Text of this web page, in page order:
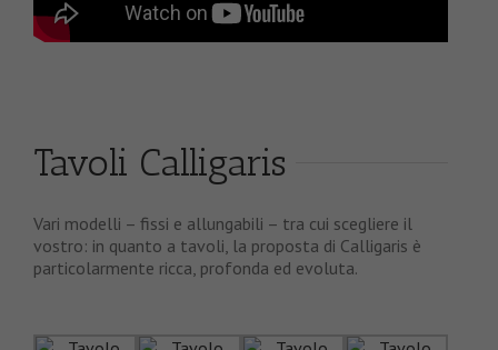
Tavoli Calligaris
Vari modelli – fissi e allungabili – tra cui scegliere il
vostro: in quanto a tavoli, la proposta di Calligaris è
particolarmente ricca, profonda ed evoluta.